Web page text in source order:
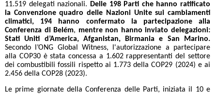
11.519 delegati nazionali.
Delle 198 Parti che hanno ratificato
la Convenzione quadro delle Nazioni Unite sui cambiamenti
climatici, 194 hanno confermato la partecipazione alla
Conferenza di Belém, mentre non hanno inviato delegazioni:
Stati Uniti d’America, Afganistan, Birmania e San Marino.
Secondo l’ONG Global Witness, l'autorizzazione a partecipare
alla COP30 è stata concessa a 1.602 rappresentanti del settore
dei combustibili fossili rispetto ai 1.773 della COP29 (2024) e ai
2.456 della COP28 (2023).
Le prime giornate della Conferenza delle Parti, iniziata il 10 e